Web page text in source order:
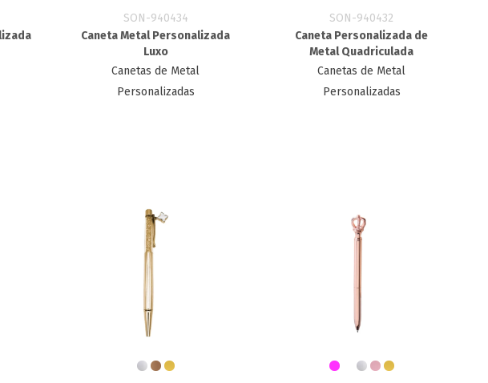
SON-940434
Caneta Metal Personalizada
Luxo
Canetas de Metal
Personalizadas
SON-940432
Caneta Personalizada de
Metal​ Quadriculada
Canetas de Metal
Personalizadas